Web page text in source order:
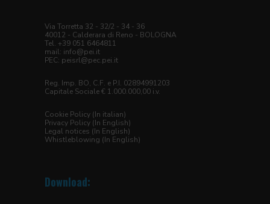
Via Torretta 32 - 32/2 - 34 - 36
40012 - Calderara di Reno - BOLOGNA
Tel. +39 051 6464811
mail: info@pei.it
PEC: peisrl@pec.pei.it
Reg. Imp. BO, C.F. e P.I. 02894991203
Capitale Sociale € 1.000.000,00 i.v.
Cookie Policy (In italian)
Privacy Policy (In English)
Legal notices (In English)
Whistleblowing (In English)
Download: